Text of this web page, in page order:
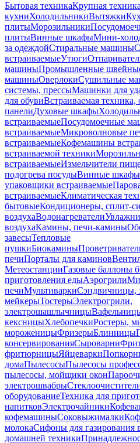
Бытовая техникаКрупная
кухниХолодильникиВытяжки
плитыМорозильники
плитыВинные шкафыМини-
за одеждойСтиральные машины
встраиваемыеУтюги
машиныПромышленные
машиныОверлокиСушильные
системы, прессыМашинки для
для обувиВстраиваемая техника,
панелиДуховые шкафы
встраиваемыеПосудомоечные
встраиваемыеМикроволновые
встраиваемыеКофемашины
встраиваемой техники
встраиваемыеИзмельчители
подогрева посудыВинные шкафы
упаковщики встраиваемые
встраиваемыеКлиматическая
бытовыеКондиционеры, сплит-
воздухаВодонагреватели
воздухаКамины, печи-камины
завесыТепловые
пушкиБиокамины
печиПорталы для каминов
МетеостанцииГазовые баллоны
приготовления едыАэрогрили
печиМультиваркиСэндвичницы,
мейкерыТостерыЭлектрогрили,
электрошашлычницы
кексницыХлебопечкиРостеры,
мороженицыФризерыБлинницы
консервированияСыроварни
фритюрницыЯйцеварки
домаПылесосыПылесосы
пылесосы, мойщики окон
электрошвабры
оборудованиеТехника для
напитковЭлектрочайники
кофемашиныСоковыжималки
молокаСифоны для газирования
домашней техники